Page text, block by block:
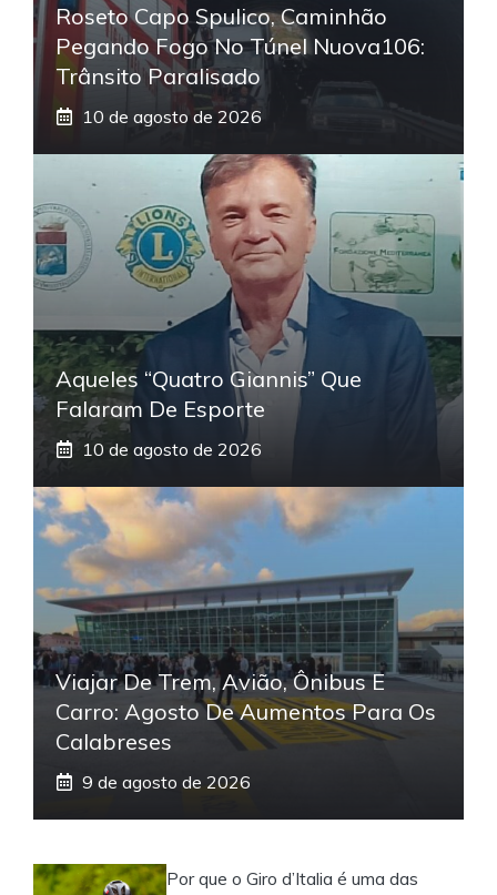
Roseto Capo Spulico, Caminhão
Pegando Fogo No Túnel Nuova106:
Trânsito Paralisado
10 de agosto de 2026
Aqueles “quatro Giannis” Que
Falaram De Esporte
10 de agosto de 2026
Viajar De Trem, Avião, Ônibus E
Carro: Agosto De Aumentos Para Os
Calabreses
9 de agosto de 2026
Por que o Giro d’Italia é uma das